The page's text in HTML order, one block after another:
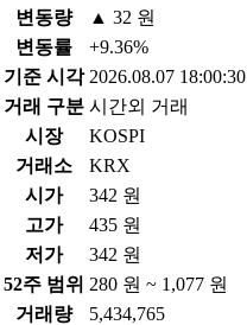
변동량
▲ 32 원
변동률
+9.36%
기준 시각 2026.08.07 18:00:30
거래 구분 시간외 거래
시장
KOSPI
거래소
KRX
시가
342 원
고가
435 원
저가
342 원
52주 범위 280 원 ~ 1,077 원
거래량
5,434,765